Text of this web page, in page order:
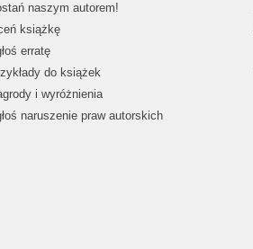
naszym autorem!
książkę
erratę
do książek
i wyróżnienia
naruszenie praw autorskich